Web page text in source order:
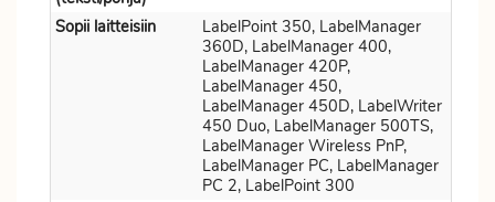
Sopii laitteisiin
LabelPoint 350, LabelManager
360D, LabelManager 400,
LabelManager 420P,
LabelManager 450,
LabelManager 450D, LabelWriter
450 Duo, LabelManager 500TS,
LabelManager Wireless PnP,
LabelManager PC, LabelManager
PC 2, LabelPoint 300